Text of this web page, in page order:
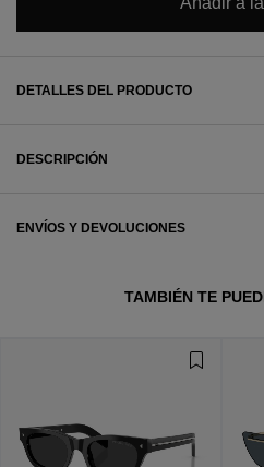
DETALLES DEL PRODUCTO
DESCRIPCIÓN
ENVÍOS Y DEVOLUCIONES
TAMBIÉN TE